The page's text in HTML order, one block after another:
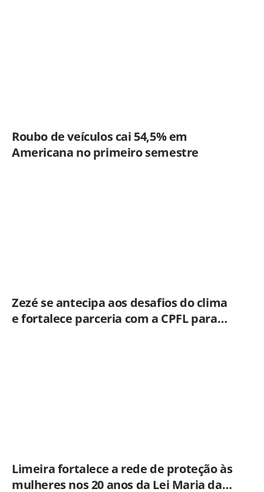
Roubo de veículos cai 54,5% em
Americana no primeiro semestre
Zezé se antecipa aos desafios do clima
e fortalece parceria com a CPFL para
Limeira fortalece a rede de proteção às
mulheres nos 20 anos da Lei Maria da